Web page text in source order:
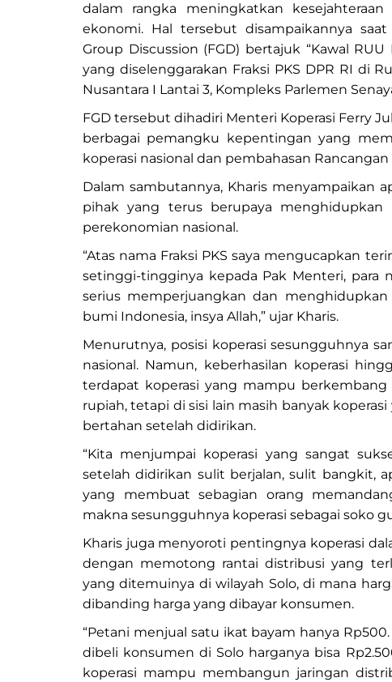
dalam rangka meningkatkan
ekonomi. Hal tersebut disampaikannya
Group Discussion (FGD) bertajuk “Kawal
yang diselenggarakan Fraksi PKS DPR RI di
Nusantara I Lantai 3, Kompleks Parlemen
FGD tersebut dihadiri Menteri Koperasi Ferry
berbagai pemangku kepentingan yang
koperasi nasional dan pembahasan
Dalam sambutannya, Kharis menyampaikan
pihak yang terus berupaya
perekonomian nasional.
“Atas nama Fraksi PKS saya mengucapkan
setinggi-tingginya kepada Pak Menteri, para
serius memperjuangkan dan
bumi Indonesia, insya Allah,” ujar Kharis.
Menurutnya, posisi koperasi sesungguhnya
nasional. Namun, keberhasilan koperasi
terdapat koperasi yang mampu
rupiah, tetapi di sisi lain masih banyak
bertahan setelah didirikan.
“Kita menjumpai koperasi yang sangat
setelah didirikan sulit berjalan, sulit bangkit,
yang membuat sebagian orang
makna sesungguhnya koperasi sebagai soko
Kharis juga menyoroti pentingnya koperasi
dengan memotong rantai distribusi yang
yang ditemuinya di wilayah Solo, di mana
dibanding harga yang dibayar konsumen.
“Petani menjual satu ikat bayam hanya
dibeli konsumen di Solo harganya bisa
koperasi mampu membangun jaringan